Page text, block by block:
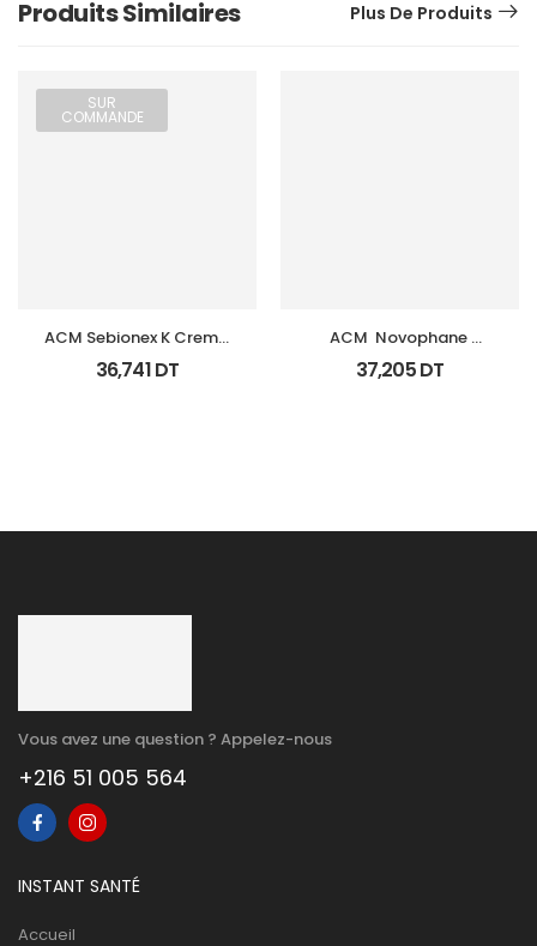
Produits Similaires Plus De Produits
SUR
COMMANDE
ACM Sebionex K Creme
Keratoregulatrice Vis
40Ml
36,741DT
ACM  Novophane
Shampooing Sebo
Regulateur 200Ml
37,205DT
Vous avez une question ? Appelez-nous
+216 51 005 564
INSTANT SANTÉ
Accueil